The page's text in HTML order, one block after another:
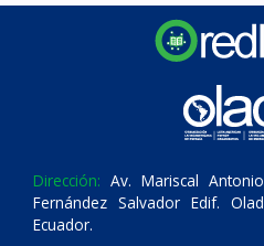
Dirección: Av. Mariscal
Fernández Salvador Edif.
Ecuador.